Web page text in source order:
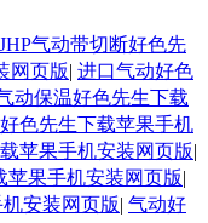
气动带切断好色先
网页版| 进口气动好色
动保温好色先生下载
色先生下载苹果手机
苹果手机安装网页版|
苹果手机安装网页版|
安装网页版| 气动好